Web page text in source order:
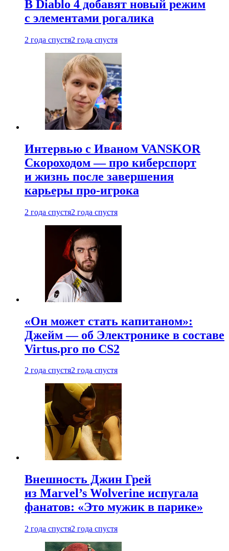
В Diablo 4 добавят новый режим
с элементами рогалика
2 года спустя2 года спустя
Интервью с Иваном VANSKOR
Скороходом — про киберспорт
и жизнь после завершения
карьеры про-игрока
2 года спустя2 года спустя
«Он может стать капитаном»:
Джейм — об Электронике в составе
Virtus.pro по CS2
2 года спустя2 года спустя
Внешность Джин Грей
из Marvel’s Wolverine испугала
фанатов: «Это мужик в парике»
2 года спустя2 года спустя